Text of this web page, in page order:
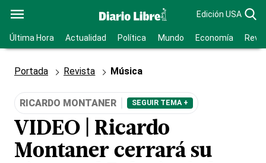
Edición USA
Última Hora Actualidad Política Mundo Economía
Portada Revista Música
RICARDO MONTANER SEGUIR TEMA +
VIDEO | Ricardo
Montaner cerrará su